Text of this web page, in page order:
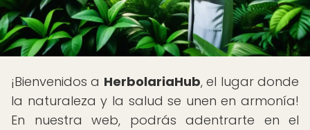
¡Bienvenidos a HerbolariaHub, el lugar donde
la naturaleza y la salud se unen en armonía!
En nuestra web, podrás adentrarte en el